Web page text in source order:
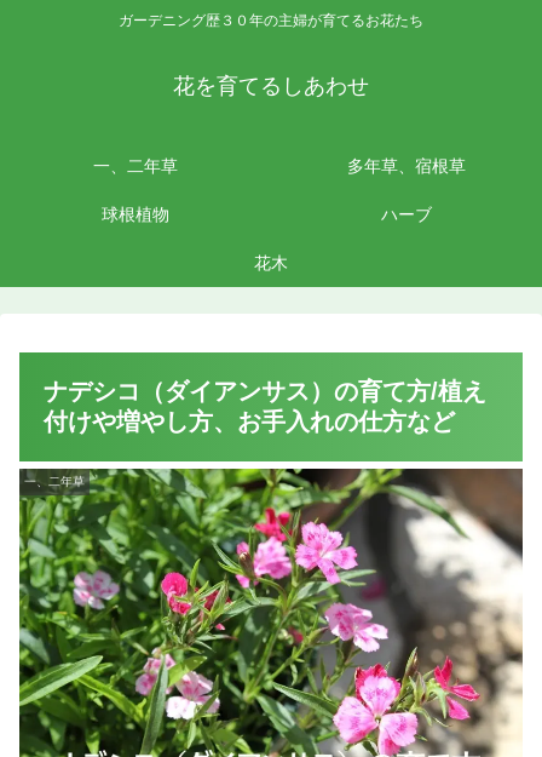
ガーデニング歴３０年の主婦が育てるお花たち
花を育てるしあわせ
一、二年草 多年草、宿根草
球根植物 ハーブ
花木
ナデシコ（ダイアンサス）の育て方/植え
付けや増やし方、お手入れの仕方など
一、二年草